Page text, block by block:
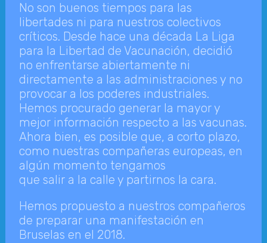
No son buenos tiempos para las
libertades ni para nuestros colectivos
críticos. Desde hace una década La Liga
para la Libertad de Vacunación, decidió
no enfrentarse abiertamente ni
directamente a las administraciones y no
provocar a los poderes industriales.
Hemos procurado generar la mayor y
mejor información respecto a las vacunas.
Ahora bien, es posible que, a corto plazo,
como nuestras compañeras europeas, en
algún momento tengamos
que salir a la calle y partirnos la cara.
Hemos propuesto a nuestros compañeros
de preparar una manifestación en
Bruselas en el 2018.